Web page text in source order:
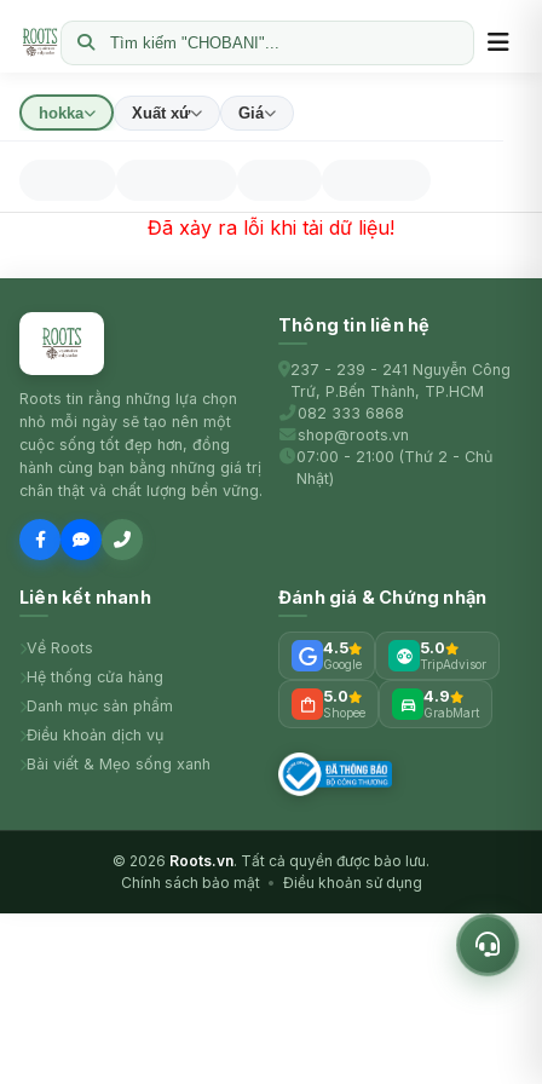
Tìm kiếm "CHOBANI"...
hokka Xuất xứ Giá
Đã xảy ra lỗi khi tải dữ liệu!
Roots tin rằng những lựa chọn
nhỏ mỗi ngày sẽ tạo nên một
cuộc sống tốt đẹp hơn, đồng
hành cùng bạn bằng những giá trị
chân thật và chất lượng bền vững.
Thông tin liên hệ
237 - 239 - 241 Nguyễn Công
Trứ, P.Bến Thành, TP.HCM
082 333 6868
shop@roots.vn
07:00 - 21:00 (Thứ 2 - Chủ
Nhật)
Liên kết nhanh
Về Roots
Hệ thống cửa hàng
Danh mục sản phẩm
Điều khoản dịch vụ
Bài viết & Mẹo sống xanh
Đánh giá & Chứng nhận
4.5
Google
5.0
TripAdvisor
5.0
Shopee
4.9
GrabMart
© 2026 Roots.vn. Tất cả quyền được bảo lưu.
Chính sách bảo mật • Điều khoản sử dụng